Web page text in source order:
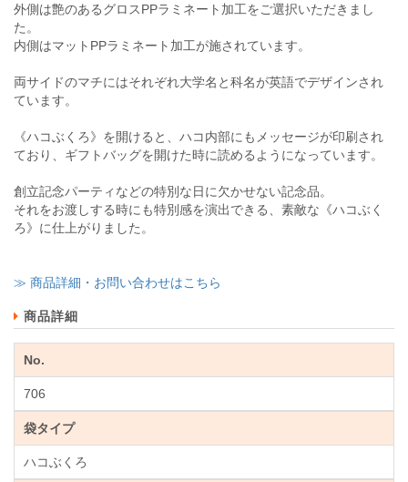
外側は艶のあるグロスPPラミネート加工をご選択いただきまし
た。
内側はマットPPラミネート加工が施されています。
両サイドのマチにはそれぞれ大学名と科名が英語でデザインされ
ています。
《ハコぶくろ》を開けると、ハコ内部にもメッセージが印刷され
ており、ギフトバッグを開けた時に読めるようになっています。
創立記念パーティなどの特別な日に欠かせない記念品。
それをお渡しする時にも特別感を演出できる、素敵な《ハコぶく
ろ》に仕上がりました。
≫ 商品詳細・お問い合わせはこちら
商品詳細
No.
706
袋タイプ
ハコぶくろ